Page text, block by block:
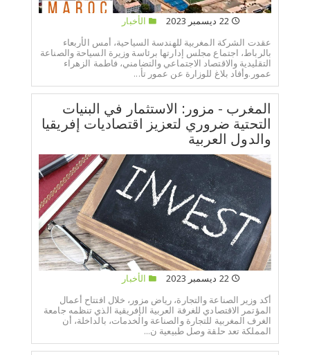
22 ديسمبر 2023
الأخبار
عقدت الشركة المغربية للهندسة السياحية، أمس الأربعاء
بالرباط، اجتماع مجلس إدارتها برئاسة وزيرة السياحة والصناعة
التقليدية والاقتصاد الاجتماعي والتضامني، فاطمة الزهراء
عمور.وأفاد بلاغ للوزارة عن عمور تأ...
المغرب - مزور: الاستثمار في البنيات
التحتية ضروري لتعزيز اقتصاديات إفريقيا
والدول العربية
22 ديسمبر 2023
الأخبار
أكد وزير الصناعة والتجارة، رياض مزور، خلال افتتاح أعمال
المؤتمر الاقتصادي للغرفة العربية الإفريقية الذي تنظمه جامعة
الغرف المغربية للتجارة والصناعة والخدمات، بالداخلة، أن
المملكة تعد حلقة وصل طبيعية ن...